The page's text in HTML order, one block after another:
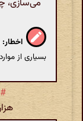
می‌سازی،
اخطار:
بسیاری از
#